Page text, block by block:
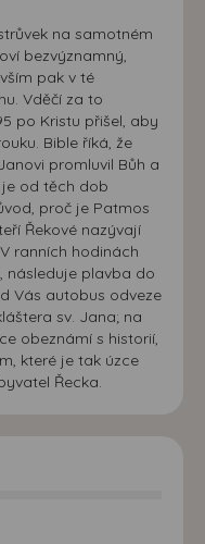
na samotném
bezvýznamný,
pak v té
Vděčí za to
po Kristu přišel, aby
Bible říká, že
promluvil Bůh a
od těch dob
proč je Patmos
Řekové nazývají
ranních hodinách
následuje plavba do
Vás autobus odveze
sv. Jana; na
obeznámí s historií,
které je tak úzce
Řecka.